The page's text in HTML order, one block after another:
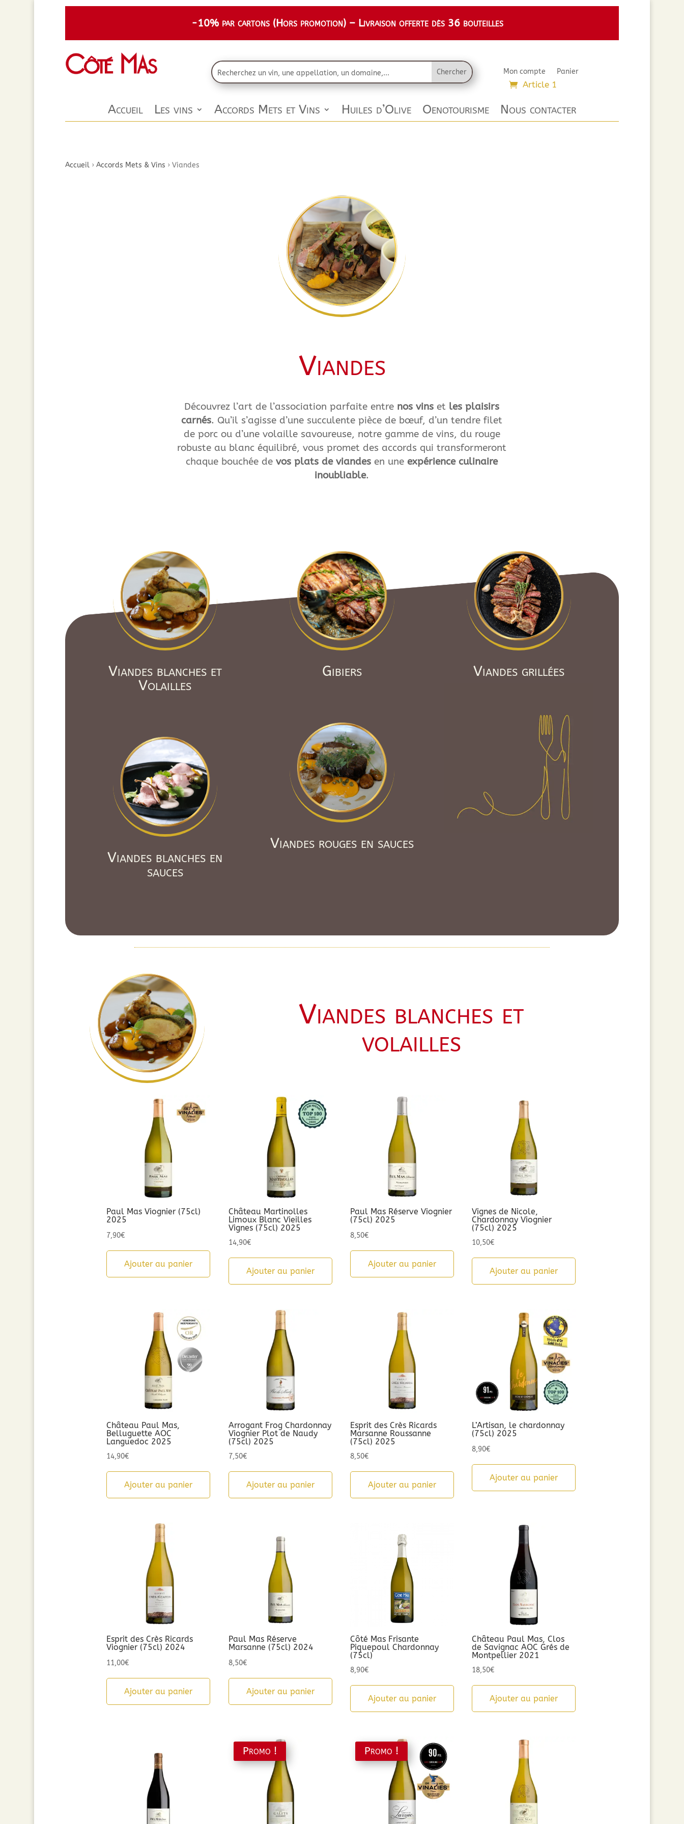
-10% par cartons (Hors promotion) – Livraison offerte dès 36 bouteilles
Mon compte Panier
Article 1
Accueil Les vins Accords Mets et Vins Huiles d’Olive Oenotourisme Nous contacter
Accueil› Accords Mets & Vins › Viandes
Viandes
Découvrez l’art de l’association parfaite entre nos vins et les plaisirs
carnés. Qu’il s’agisse d’une succulente pièce de bœuf, d’un tendre filet
de porc ou d’une volaille savoureuse, notre gamme de vins, du rouge
robuste au blanc équilibré, vous promet des accords qui transformeront
chaque bouchée devos plats de viandes en une expérience culinaire
inoubliable.
Viandes blanches et
Volailles
Viandes blanches en
sauces
Gibiers
Viandes rouges en sauces
Viandes grillées
Viandes blanches et
volailles
Paul Mas Viognier (75cl)
2025
7,90€
Ajouter au panier
Château Martinolles
Limoux Blanc Vieilles
Vignes (75cl) 2025
14,90€
Ajouter au panier
Paul Mas Réserve Viognier
(75cl) 2025
8,50€
Ajouter au panier
Vignes de Nicole,
Chardonnay Viognier
(75cl) 2025
10,50€
Ajouter au panier
Château Paul Mas,
Belluguette AOC
Languedoc 2025
14,90€
Ajouter au panier
Arrogant Frog Chardonnay
Viognier Plot de Naudy
(75cl) 2025
7,50€
Ajouter au panier
Esprit des Crès Ricards
Marsanne Roussanne
(75cl) 2025
8,50€
Ajouter au panier
L’Artisan, le chardonnay
(75cl) 2025
8,90€
Ajouter au panier
Esprit des Crès Ricards
Viognier (75cl) 2024
11,00€
Ajouter au panier
Paul Mas Réserve
Marsanne (75cl) 2024
8,50€
Ajouter au panier
Côté Mas Frisante
Piquepoul Chardonnay
(75cl)
8,90€
Ajouter au panier
Château Paul Mas, Clos
de Savignac AOC Grés de
Montpellier 2021
18,50€
Ajouter au panier
Promo ! Promo !